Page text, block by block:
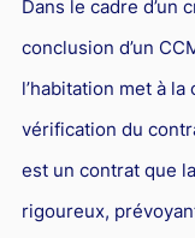
Dans le cadre
conclusion d’un
l’habitation met à
vérification du
est un contrat que
rigoureux,